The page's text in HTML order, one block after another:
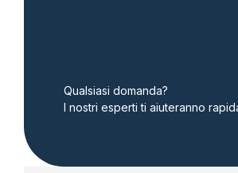
Qualsiasi domanda?
I nostri esperti ti aiuteranno